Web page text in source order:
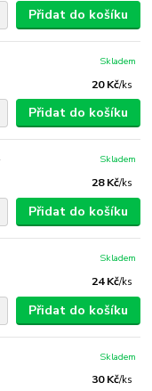
Přidat do košíku
20 Kč/ks
Skladem
Přidat do košíku
28 Kč/ks
Skladem
Přidat do košíku
24 Kč/ks
Skladem
Přidat do košíku
30 Kč/ks
Skladem